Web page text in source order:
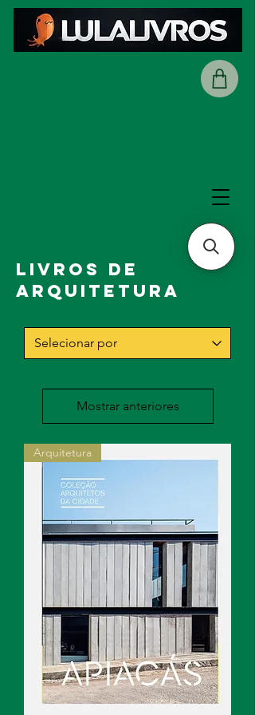
Livros de
Arquitetura
Mostrar anteriores
Arquitetura